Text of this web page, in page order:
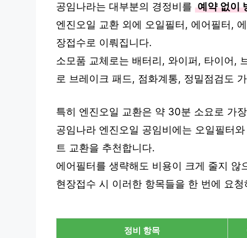
공임나라는 대부분의 경정비를 예약 없이
엔진오일 교환 외에 오일필터, 에어필터,
장접수로 이뤄집니다.
소모품 교체로는 배터리, 와이퍼, 타이어,
로 브레이크 패드, 점화계통, 정밀점검도
특히 엔진오일 교환은 약 30분 소요로 가
공임나라 엔진오일 공임비에는 오일필터
트 교환을 추천합니다.
에어필터를 생략해도 비용이 크게 줄지 않
현장접수 시 이러한 항목들을 한 번에 요청
정비 항목